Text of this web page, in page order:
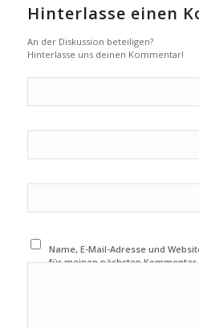
Hinterlasse einen
An der Diskussion beteiligen?
Hinterlasse uns deinen Kommentar!
Name, E-Mail-Adresse und
für meinen nächsten Kommentar